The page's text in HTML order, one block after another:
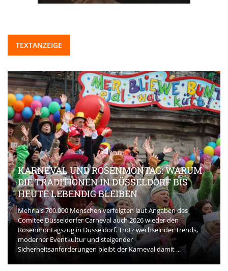
TEXTANZEIGE
KARNEVAL UND ROSENMONTAG: WARUM
DIE TRADITIONEN IN DÜSSELDORF BIS
HEUTE LEBENDIG BLEIBEN
Mehr als 700.000 Menschen verfolgten laut Angaben des
Comitee Düsseldorfer Carneval auch 2026 wieder den
Rosenmontagszug in Düsseldorf. Trotz wechselnder Trends,
moderner Eventkultur und steigender
Sicherheitsanforderungen bleibt der Karneval damit ...